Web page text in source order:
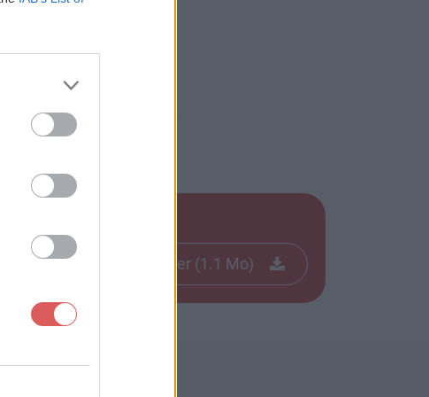
Télécharger le fichier (1.1 Mo)